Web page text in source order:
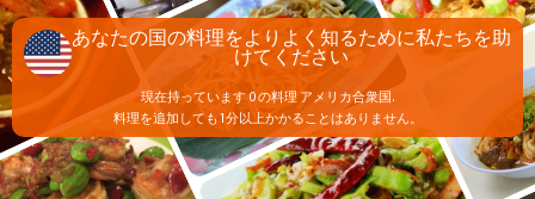
あなたの国の料理をよりよく知るために私たちを助
けてください
現在持っています 0 の料理 アメリカ合衆国.
料理を追加しても1分以上かかることはありません。